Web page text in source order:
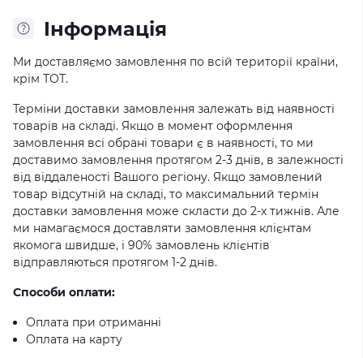
Iнформація
Ми доставляємо замовлення по всій території країни,
крім ТОТ.
Терміни доставки замовлення залежать від наявності
товарів на складі. Якщо в момент оформлення
замовлення всі обрані товари є в наявності, то ми
доставимо замовлення протягом 2-3 днів, в залежності
від віддаленості Вашого регіону. Якщо замовлений
товар відсутній на складі, то максимальний термін
доставки замовлення може скласти до 2-х тижнів. Але
ми намагаємося доставляти замовлення клієнтам
якомога швидше, і 90% замовлень клієнтів
відправляються протягом 1-2 днів.
Способи оплати:
Оплата при отриманні
Оплата на карту